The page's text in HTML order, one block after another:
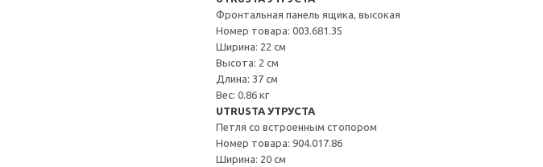
Фронтальная панель ящика, высокая
Номер товара: 003.681.35
Ширина: 22 см
Высота: 2 см
Длина: 37 см
Вес: 0.86 кг
UTRUSTA УТРУСТА
Петля со встроенным стопором
Номер товара: 904.017.86
Ширина: 20 см